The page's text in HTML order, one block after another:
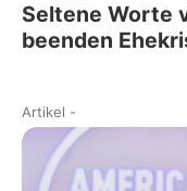
Seltene Worte
beenden
Artikel -